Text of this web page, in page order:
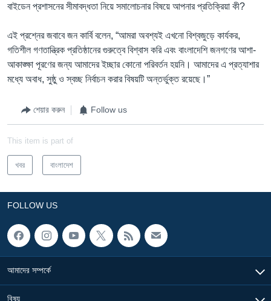
বাইডেন প্রশাসনের সীমাবদ্ধতা নিয়ে সমালোচনার বিষয়ে আপনার প্রতিক্রিয়া কী?
এই প্রশ্নের জবাবে জন কার্বি বলেন, “আমরা অবশ্যই এখনো বিশ্বজুড়ে কার্যকর,
গতিশীল গণতান্ত্রিক প্রতিষ্ঠানের গুরুত্বে বিশ্বাস করি এবং বাংলাদেশি জনগণের আশা-
আকাঙ্ক্ষা পূরণের জন্য আমাদের ইচ্ছার কোনো পরিবর্তন হয়নি। আমাদের এ প্রত্যাশার
মধ্যে অবাধ, সুষ্ঠু ও স্বচ্ছ নির্বাচন করার বিষয়টি অন্তর্ভুক্ত রয়েছে।”
শেয়ার করুন Follow us
This item is part of
খবর বাংলাদেশ
FOLLOW US
আমাদের সম্পর্কে
বিষয়